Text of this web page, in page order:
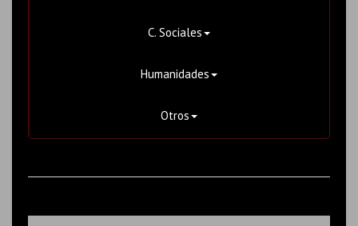
C. Sociales
Humanidades
Otros